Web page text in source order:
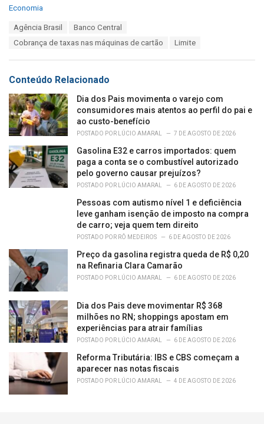
C
i
e
s
:
Economia
Agência Brasil
Banco Central
Cobrança de taxas nas máquinas de cartão
Limite
Conteúdo Relacionado
Dia dos Pais movimenta o varejo com
consumidores mais atentos ao perfil do pai e
ao custo-benefício
POSTADO POR LÚCIO AMARAL 7 DE AGOSTO DE 2026
Gasolina E32 e carros importados: quem
paga a conta se o combustível autorizado
pelo governo causar prejuízos?
POSTADO POR LÚCIO AMARAL 6 DE AGOSTO DE 2026
Pessoas com autismo nível 1 e deficiência
leve ganham isenção de imposto na compra
de carro; veja quem tem direito
POSTADO POR RÔ MEDEIROS 6 DE AGOSTO DE 2026
Preço da gasolina registra queda de R$ 0,20
na Refinaria Clara Camarão
POSTADO POR LÚCIO AMARAL 6 DE AGOSTO DE 2026
Dia dos Pais deve movimentar R$ 368
milhões no RN; shoppings apostam em
experiências para atrair famílias
POSTADO POR LÚCIO AMARAL 6 DE AGOSTO DE 2026
Reforma Tributária: IBS e CBS começam a
aparecer nas notas fiscais
POSTADO POR LÚCIO AMARAL 4 DE AGOSTO DE 2026